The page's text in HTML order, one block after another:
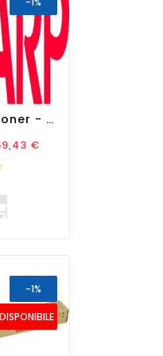
Sharp - Toner - Nero -...
€
-1%